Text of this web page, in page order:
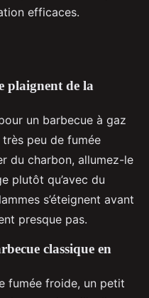
efficaces.
plaignent de la
un barbecue à gaz
peu de fumée
du charbon, allumez-le
plutôt qu’avec du
s’éteignent avant
presque pas.
classique en
fumée froide, un petit